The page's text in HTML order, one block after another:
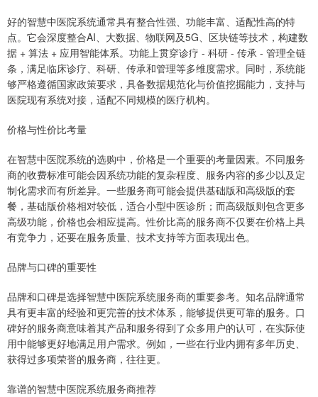
好的智慧中医院系统通常具有整合性强、功能丰富、适配性高的特
点。它会深度整合AI、大数据、物联网及5G、区块链等技术，构建数
据 + 算法 + 应用智能体系。功能上贯穿诊疗 - 科研 - 传承 - 管理全链
条，满足临床诊疗、科研、传承和管理等多维度需求。同时，系统能
够严格遵循国家政策要求，具备数据规范化与价值挖掘能力，支持与
医院现有系统对接，适配不同规模的医疗机构。
价格与性价比考量
在智慧中医院系统的选购中，价格是一个重要的考量因素。不同服务
商的收费标准可能会因系统功能的复杂程度、服务内容的多少以及定
制化需求而有所差异。一些服务商可能会提供基础版和高级版的套
餐，基础版价格相对较低，适合小型中医诊所；而高级版则包含更多
高级功能，价格也会相应提高。性价比高的服务商不仅要在价格上具
有竞争力，还要在服务质量、技术支持等方面表现出色。
品牌与口碑的重要性
品牌和口碑是选择智慧中医院系统服务商的重要参考。知名品牌通常
具有更丰富的经验和更完善的技术体系，能够提供更可靠的服务。口
碑好的服务商意味着其产品和服务得到了众多用户的认可，在实际使
用中能够更好地满足用户需求。例如，一些在行业内拥有多年历史、
获得过多项荣誉的服务商，往往更。
靠谱的智慧中医院系统服务商推荐